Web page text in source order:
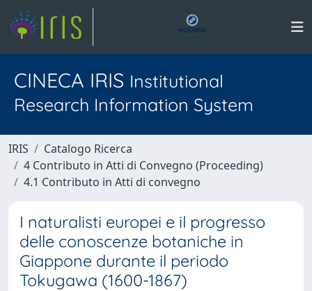
CINECA IRIS Institutional
Research Information System
IRIS
Catalogo Ricerca
4 Contributo in Atti di Convegno (Proceeding)
4.1 Contributo in Atti di convegno
I naturalisti europei e il progresso
delle conoscenze botaniche in
Giappone durante il periodo
Tokugawa (1600-1867)